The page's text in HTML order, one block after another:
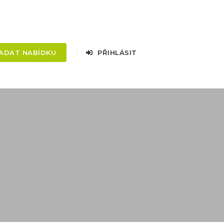
NABÍDKU PŘIHLÁSIT